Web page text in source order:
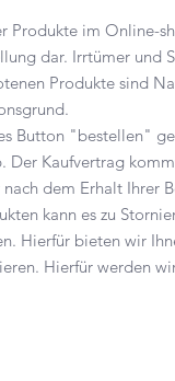
Produkte im Online-
dar. Irrtümer
Produkte sind
Button "bestellen"
Der Kaufvertrag
dem Erhalt Ihrer
kann es zu
Hierfür bieten wir
Hierfür werden